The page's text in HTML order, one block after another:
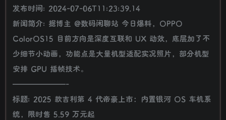
发布时间: 2024-07-06T11:23:39.14
新闻简介: 据博主 @数码闲聊站 今日爆料，OPPO
ColorOS15 目前方向是深度互联和 UX 动效，底层加了不
少细节小动画，功能点是大量机型适配实况照片，部分机型
安排 GPU 插帧技术。
———————-
标题: 2025 款吉利第 4 代帝豪上市：内置银河 OS 车机系
统，限时售 5.59 万元起